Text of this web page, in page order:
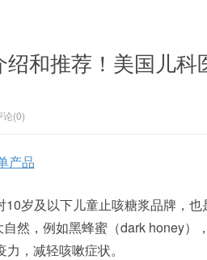
绍和推荐！美国儿科
论(0)
产品
岁及以下儿童止咳糖浆品牌，也
然，例如黑蜂蜜（dark honey）
，减轻咳嗽症状。